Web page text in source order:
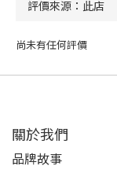
尚未有任何評價
關於我們
品牌故事